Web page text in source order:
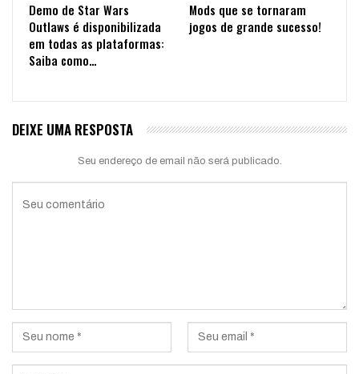
Demo de Star Wars
Outlaws é disponibilizada
em todas as plataformas:
Saiba como…
Mods que se tornaram
jogos de grande sucesso!
DEIXE UMA RESPOSTA
Seu endereço de email não será publicado.